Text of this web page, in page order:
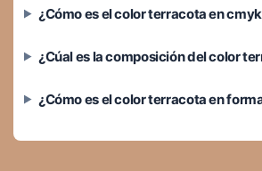
¿Cómo es el color terracota en
¿Cúal es la composición del color
¿Cómo es el color terracota en